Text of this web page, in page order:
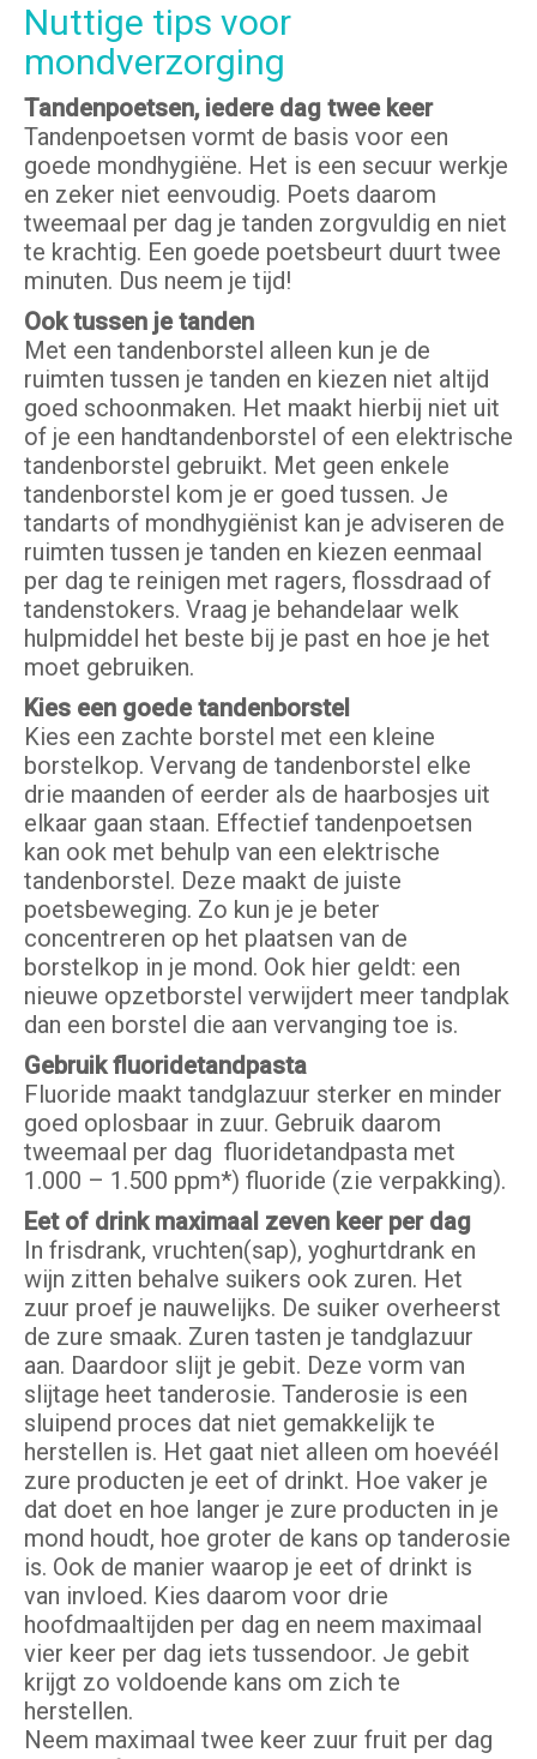
Nuttige tips voor
mondverzorging
Tandenpoetsen, iedere dag twee keer
Tandenpoetsen vormt de basis voor een
goede mondhygiëne. Het is een secuur werkje
en zeker niet eenvoudig. Poets daarom
tweemaal per dag je tanden zorgvuldig en niet
te krachtig. Een goede poetsbeurt duurt twee
minuten. Dus neem je tijd!
Ook tussen je tanden
Met een tandenborstel alleen kun je de
ruimten tussen je tanden en kiezen niet altijd
goed schoonmaken. Het maakt hierbij niet uit
of je een handtandenborstel of een elektrische
tandenborstel gebruikt. Met geen enkele
tandenborstel kom je er goed tussen. Je
tandarts of mondhygiënist kan je adviseren de
ruimten tussen je tanden en kiezen eenmaal
per dag te reinigen met ragers, flossdraad of
tandenstokers. Vraag je behandelaar welk
hulpmiddel het beste bij je past en hoe je het
moet gebruiken.
Kies een goede tandenborstel
Kies een zachte borstel met een kleine
borstelkop. Vervang de tandenborstel elke
drie maanden of eerder als de haarbosjes uit
elkaar gaan staan. Effectief tandenpoetsen
kan ook met behulp van een elektrische
tandenborstel. Deze maakt de juiste
poetsbeweging. Zo kun je je beter
concentreren op het plaatsen van de
borstelkop in je mond. Ook hier geldt: een
nieuwe opzetborstel verwijdert meer tandplak
dan een borstel die aan vervanging toe is.
Gebruik fluoridetandpasta
Fluoride maakt tandglazuur sterker en minder
goed oplosbaar in zuur. Gebruik daarom
tweemaal per dag fluoridetandpasta met
1.000 – 1.500 ppm*) fluoride (zie verpakking).
Eet of drink maximaal zeven keer per dag
In frisdrank, vruchten(sap), yoghurtdrank en
wijn zitten behalve suikers ook zuren. Het
zuur proef je nauwelijks. De suiker overheerst
de zure smaak. Zuren tasten je tandglazuur
aan. Daardoor slijt je gebit. Deze vorm van
slijtage heet tanderosie. Tanderosie is een
sluipend proces dat niet gemakkelijk te
herstellen is. Het gaat niet alleen om hoevéél
zure producten je eet of drinkt. Hoe vaker je
dat doet en hoe langer je zure producten in je
mond houdt, hoe groter de kans op tanderosie
is. Ook de manier waarop je eet of drinkt is
van invloed. Kies daarom voor drie
hoofdmaaltijden per dag en neem maximaal
vier keer per dag iets tussendoor. Je gebit
krijgt zo voldoende kans om zich te
herstellen.
Neem maximaal twee keer zuur fruit per dag